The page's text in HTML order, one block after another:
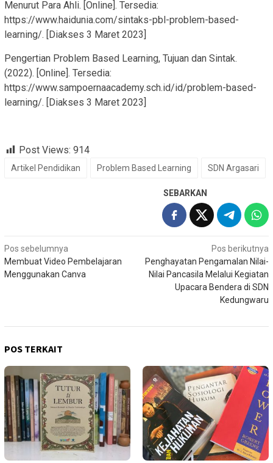
Menurut Para Ahli. [Online]. Tersedia:
https://www.haidunia.com/sintaks-pbl-problem-based-
learning/. [Diakses 3 Maret 2023]
Pengertian Problem Based Learning, Tujuan dan Sintak.
(2022). [Online]. Tersedia:
https://www.sampoernaacademy.sch.id/id/problem-based-
learning/. [Diakses 3 Maret 2023]
Post Views: 914
Artikel Pendidikan Problem Based Learning SDN Argasari
SEBARKAN
Navigasi
pos
Pos sebelumnya
Membuat Video Pembelajaran
Menggunakan Canva
Pos berikutnya
Penghayatan Pengamalan Nilai-
Nilai Pancasila Melalui Kegiatan
Upacara Bendera di SDN
Kedungwaru
POS TERKAIT